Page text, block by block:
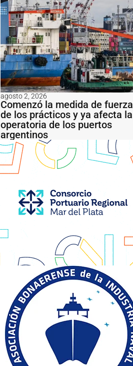
agosto 2, 2026
Comenzó la medida de fuerza
de los prácticos y ya afecta la
operatoria de los puertos
argentinos